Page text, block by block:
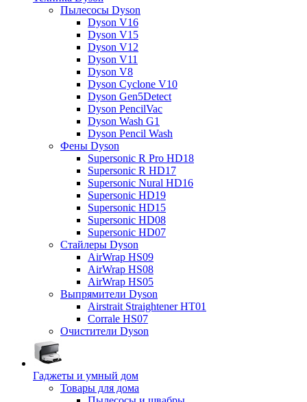
Пылесосы Dyson
Dyson V16
Dyson V15
Dyson V12
Dyson V11
Dyson V8
Dyson Cyclone V10
Dyson Gen5Detect
Dyson PencilVac
Dyson Wash G1
Dyson Pencil Wash
Фены Dyson
Supersonic R Pro HD18
Supersonic R HD17
Supersonic Nural HD16
Supersonic HD19
Supersonic HD15
Supersonic HD08
Supersonic HD07
Стайлеры Dyson
AirWrap HS09
AirWrap HS08
AirWrap HS05
Выпрямители Dyson
Airstrait Straightener HT01
Corrale HS07
Очистители Dyson
Гаджеты и умный дом
Товары для дома